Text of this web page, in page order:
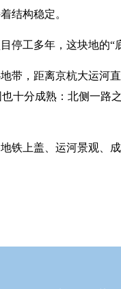
结构稳定。
停工多年，这块地的“
带，距离京杭大运河
十分成熟：北侧一路
铁上盖、运河景观、